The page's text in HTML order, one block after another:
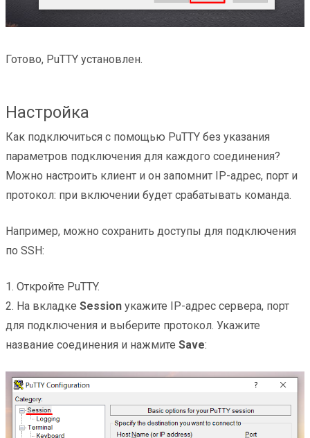
Готово, PuTTY установлен.
Настройка
Как подключиться с помощью PuTTY без указания
параметров подключения для каждого соединения?
Можно настроить клиент и он запомнит IP-адрес, порт и
протокол: при включении будет срабатывать команда.
Например, можно сохранить доступы для подключения
по SSH:
1. Откройте PuTTY.
2. На вкладке Session укажите IP-адрес сервера, порт
для подключения и выберите протокол. Укажите
название соединения и нажмите Save: